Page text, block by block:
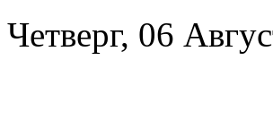
Четверг, 06